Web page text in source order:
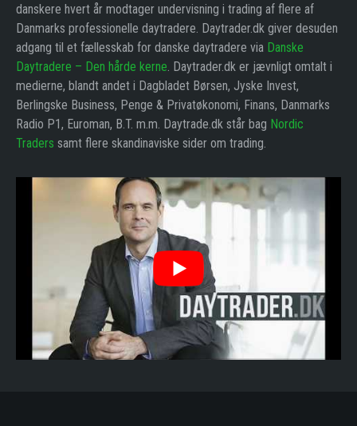
danskere hvert år modtager undervisning i trading af flere af
Danmarks professionelle daytradere. Daytrader.dk giver desuden
adgang til et fællesskab for danske daytradere via Danske
Daytradere – Den hårde kerne. Daytrader.dk er jævnligt omtalt i
medierne, blandt andet i Dagbladet Børsen, Jyske Invest,
Berlingske Business, Penge & Privatøkonomi, Finans, Danmarks
Radio P1, Euroman, B.T. m.m. Daytrade.dk står bag Nordic
Traders samt flere skandinaviske sider om trading.